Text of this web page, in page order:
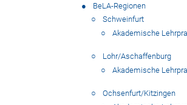
BeLA-Regionen
Schweinfurt
Akademische
Lohr/Aschaffenburg
Akademische
Ochsenfurt/Kitzingen